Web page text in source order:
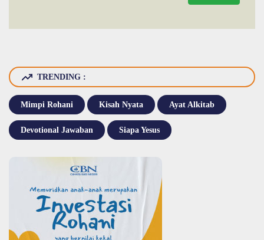
TRENDING :
Mimpi Rohani Kisah Nyata Ayat Alkitab
Devotional Jawaban Siapa Yesus